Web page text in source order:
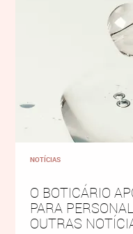
NOTÍCIAS
O BOTICÁRIO
PARA
OUTRAS